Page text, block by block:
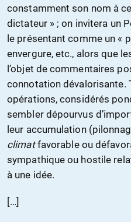
constamment son nom à
dictateur » ; on invitera un
le présentant comme un «
envergure, etc., alors que
l’objet de commentaires
connotation dévalorisante.
opérations, considérés
sembler dépourvus
leur accumulation
climatfavorable ou
sympathique ou hostile
à une idée.
[…]